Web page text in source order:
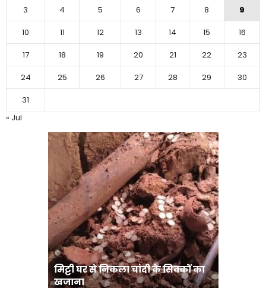
3
4 5 6 7 8
9
10
11 12 13 14 15
16
17
18 19 20 21 22
23
24
25 26 27 28 29
30
31
« Jul
मिट्टी घर से निकला चांदी के सिक्कों का
खजाना